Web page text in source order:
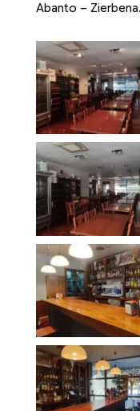
Abanto – Zierbena.